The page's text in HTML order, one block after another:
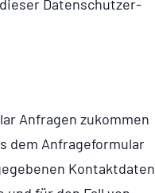
Daten­schut­z­er­
Anfragen zukommen
dem Anfra­ge­for­mular
Kontaktdaten